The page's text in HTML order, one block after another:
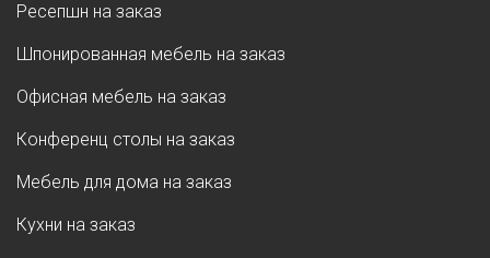
Ресепшн на заказ
Шпонированная мебель на заказ
Офисная мебель на заказ
Конференц столы на заказ
Мебель для дома на заказ
Кухни на заказ